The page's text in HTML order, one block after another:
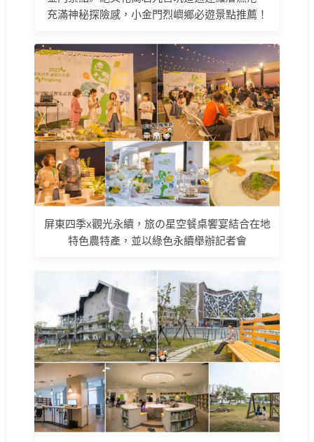
充滿神秘探險感，小金門烈嶼鄉必遊景點推薦！
屏東四季x觀光永續，旅の星空餐桌饗宴結合在地
特色農特產，並以綠色永續舉辦記者會